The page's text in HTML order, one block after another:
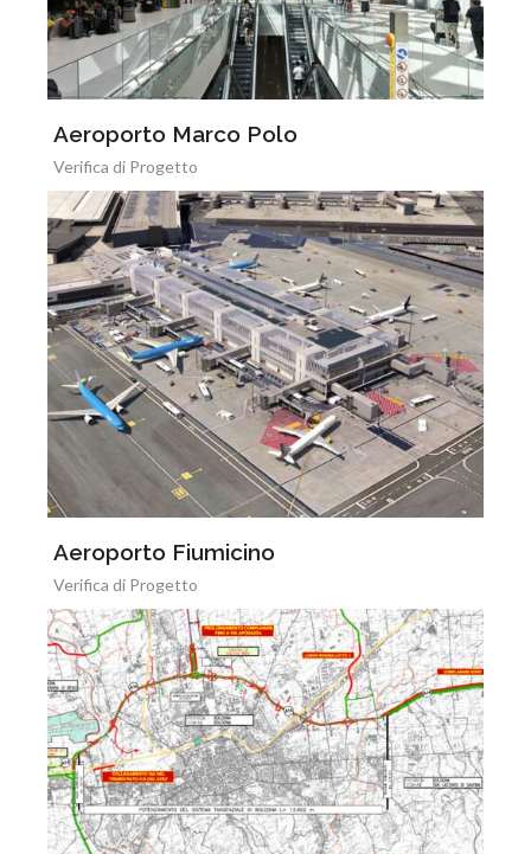
Aeroporto Marco Polo
Verifica di Progetto
Aeroporto Fiumicino
Verifica di Progetto